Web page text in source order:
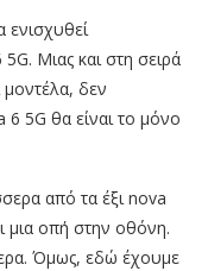
ενισχυθεί
Μιας και στη σειρά
δεν
5G θα είναι το μόνο
από τα έξι nova
μια οπή στην οθόνη.
Όμως, εδώ έχουμε